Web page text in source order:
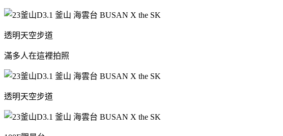
透明天空步道
滿多人在這裡拍照
透明天空步道